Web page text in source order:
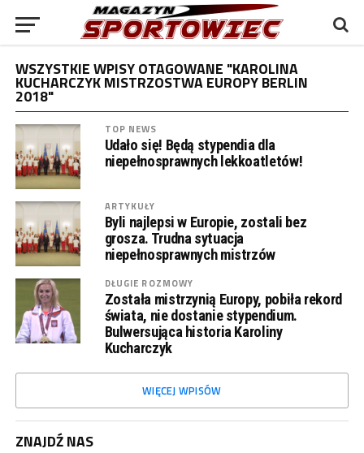
WSZYSTKIE WPISY OTAGOWANE "KAROLINA
KUCHARCZYK MISTRZOSTWA EUROPY BERLIN
2018"
TOP NEWS
Udało się! Będą stypendia dla
niepełnosprawnych lekkoatletów!
ARTYKUŁY
Byli najlepsi w Europie, zostali bez
grosza. Trudna sytuacja
niepełnosprawnych mistrzów
DŁUGIE ROZMOWY
Została mistrzynią Europy, pobiła rekord
świata, nie dostanie stypendium.
Bulwersująca historia Karoliny
Kucharczyk
WIĘCEJ WPISÓW
ZNAJDŹ NAS